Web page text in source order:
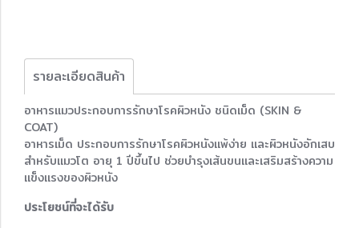
รายละเอียดสินค้า
อาหารแมวประกอบการรักษาโรคผิวหนัง ชนิดเม็ด (SKIN &
COAT)
อาหารเม็ด ประกอบการรักษาโรคผิวหนังแพ้ง่าย และผิวหนังอักเสบ
สำหรับแมวโต อายุ 1 ปีขึ้นไป ช่วยบำรุงเส้นขนและเสริมสร้างความ
แข็งแรงของผิวหนัง
ประโยชน์ที่จะได้รับ